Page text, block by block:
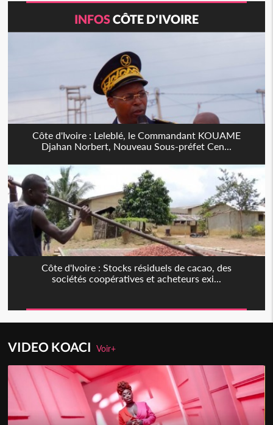
INFOSCÔTE D'IVOIRE
Côte d'Ivoire : Leleblé, le Commandant KOUAME
Djahan Norbert, Nouveau Sous-préfet Cen...
Côte d'Ivoire : Stocks résiduels de cacao, des
sociétés coopératives et acheteurs exi...
VIDEO KOACIVoir+